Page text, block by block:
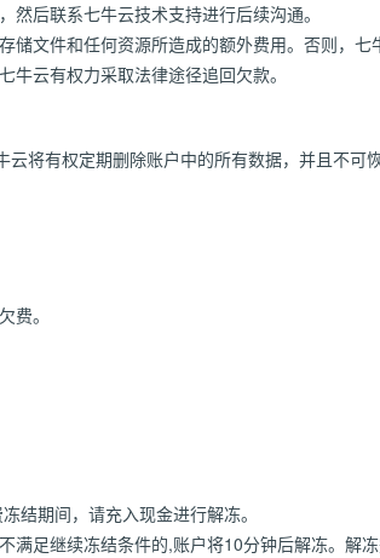
后联系七牛云技术支持进行后续沟通。
文件和任何资源所造成的额外费用。否则，七
云有权力采取法律途径追回欠款。
将有权定期删除账户中的所有数据，并且不可恢
费。
结期间，请充入现金进行解冻。
足继续冻结条件的,账户将10分钟后解冻。解